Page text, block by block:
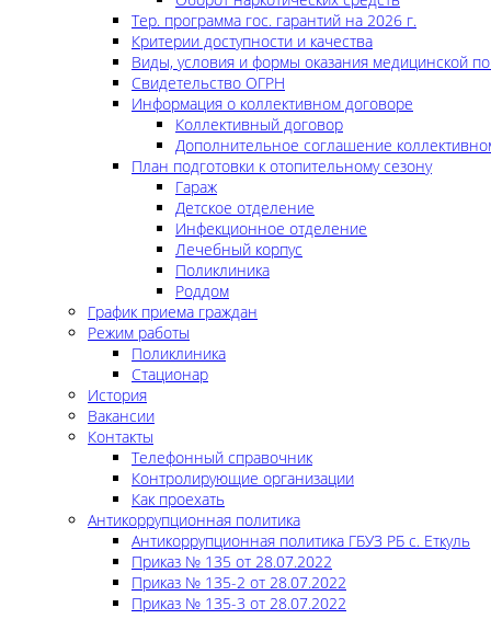
Тер. программа гос. гарантий на 2026 г.
Критерии доступности и качества
Виды, условия и формы оказания медицинской
Свидетельство ОГРН
Информация о коллективном договоре
Коллективный договор
Дополнительное соглашение
План подготовки к отопительному сезону
Гараж
Детское отделение
Инфекционное отделение
Лечебный корпус
Поликлиника
Роддом
График приема граждан
Режим работы
Поликлиника
Стационар
История
Вакансии
Контакты
Телефонный справочник
Контролирующие организации
Как проехать
Антикоррупционная политика
Антикоррупционная политика ГБУЗ РБ с. Еткуль
Приказ № 135 от 28.07.2022
Приказ № 135-2 от 28.07.2022
Приказ № 135-3 от 28.07.2022